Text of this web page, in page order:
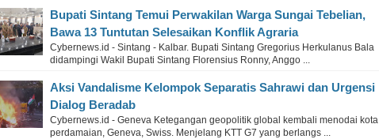
Bupati Sintang Temui Perwakilan Warga Sungai Tebelian,
Bawa 13 Tuntutan Selesaikan Konflik Agraria
Cybernews.id - Sintang - Kalbar. Bupati Sintang Gregorius Herkulanus Bala
didampingi Wakil Bupati Sintang Florensius Ronny, Anggo ...
Aksi Vandalisme Kelompok Separatis Sahrawi dan Urgensi
Dialog Beradab
Cybernews.id - Geneva Ketegangan geopolitik global kembali menodai kota
perdamaian, Geneva, Swiss. Menjelang KTT G7 yang berlangs ...